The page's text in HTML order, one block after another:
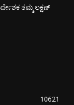
ತಮ್ಮ ಲಕ್ಷಣ್
10621